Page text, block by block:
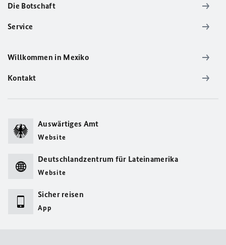
Die Botschaft
Service
Willkommen in Mexiko
Kontakt
Auswärtiges Amt
Website
Deutschlandzentrum für Lateinamerika
Website
Sicher reisen
App